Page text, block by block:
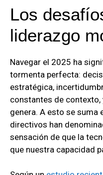
Los
liderazgo
Navegar el 2025 ha
tormenta perfecta:
estratégica,
constantes de
genera. A esto se suma
directivos han
sensación de que la
que nuestra capacidad